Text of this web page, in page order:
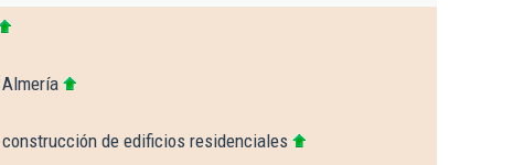
de edificios residenciales